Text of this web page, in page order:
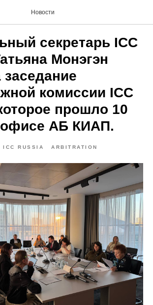
Новости
секретарь ICC
Монэгэн
комиссии ICC
прошло 10
офисе АБ КИАП.
ICC RUSSIA ARBITRATION